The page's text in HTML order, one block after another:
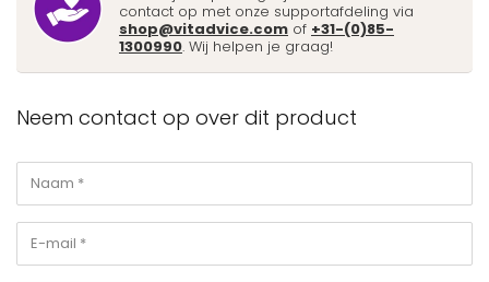
contact op met onze supportafdeling via
shop@vitadvice.com of +31-(0)85-
1300990. Wij helpen je graag!
Neem contact op over dit product